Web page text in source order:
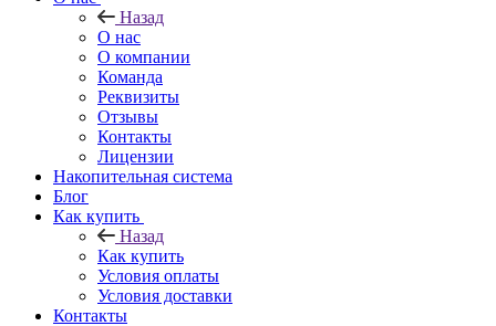
Назад
О нас
О компании
Команда
Реквизиты
Отзывы
Контакты
Лицензии
Накопительная система
Блог
Как купить
Назад
Как купить
Условия оплаты
Условия доставки
Контакты